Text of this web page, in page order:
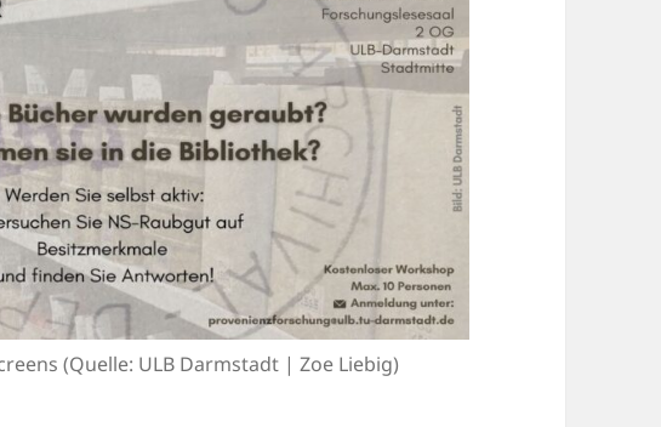
(Quelle: ULB Darmstadt | Zoe Liebig)